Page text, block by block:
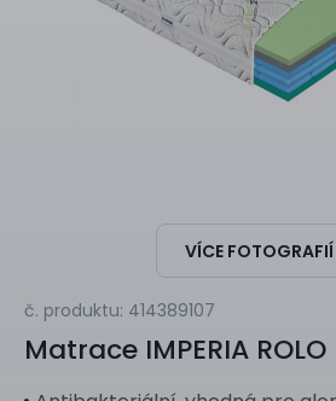
VÍCE FOTOGRAFIÍ
č. produktu: 414389107
Matrace IMPERIA